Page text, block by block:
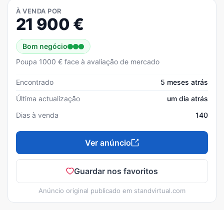
À VENDA POR
21 900 €
Bom negócio
Poupa 1000 € face à avaliação de mercado
Encontrado
5 meses atrás
Última actualização
um dia atrás
Dias à venda
140
Ver anúncio
Guardar nos favoritos
Anúncio original publicado em standvirtual.com